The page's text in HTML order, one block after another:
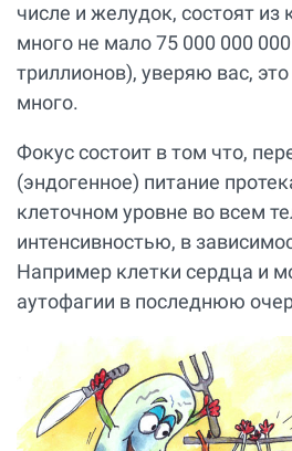
числе и желудок, состоят из
много не мало 75 000 000
триллионов), уверяю вас,
много.
Фокус состоит в том что,
(эндогенное) питание
клеточном уровне во всем
интенсивностью, в
Например клетки сердца и
аутофагии в последнюю